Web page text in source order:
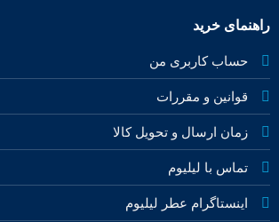
راهنمای خرید
حساب کاربری من
قوانین و مقررات
زمان ارسال و تحویل کالا
تماس با لیلیوم
اینستاگرام عطر لیلیوم